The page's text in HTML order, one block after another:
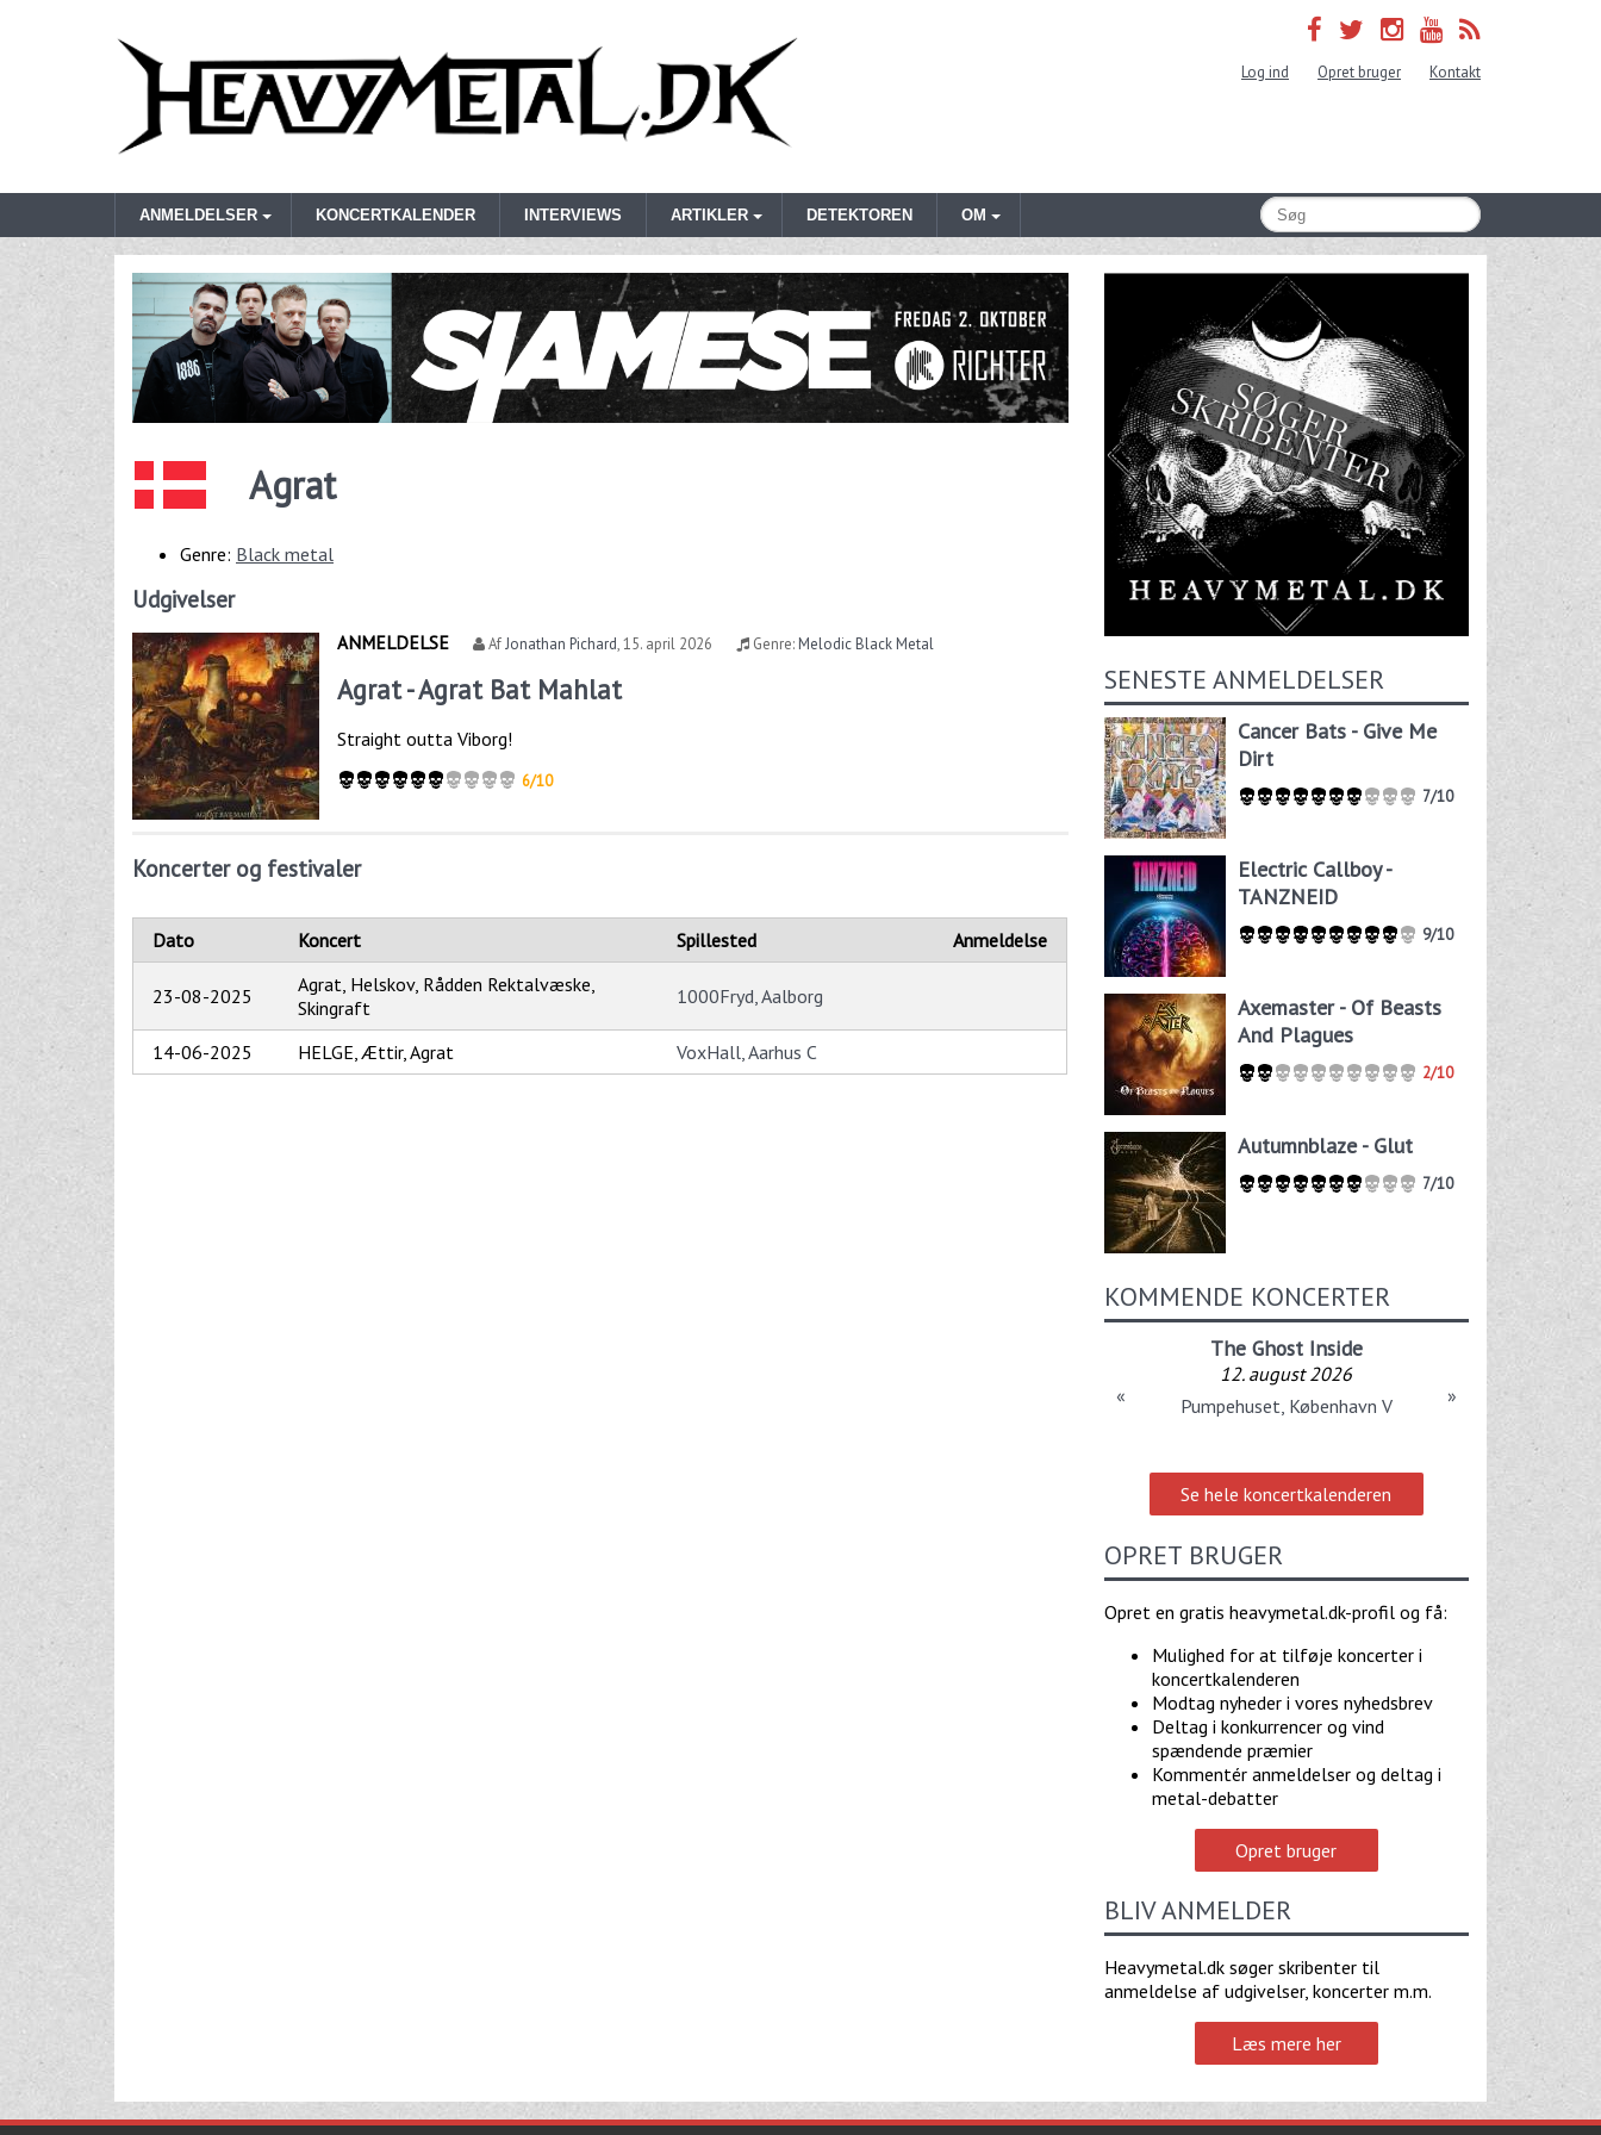
Log ind Opret bruger Kontakt
ANMELDELSER KONCERTKALENDER INTERVIEWS ARTIKLER DETEKTOREN OM
Agrat
Genre: Black metal
Udgivelser
ANMELDELSE AfJonathan Pichard,15. april 2026 Genre:Melodic Black Metal
Agrat - Agrat Bat Mahlat
Straight outta Viborg!
6/10
Koncerter og festivaler
Dato Koncert Spillested Anmeldelse
23-08-2025
Agrat, Helskov, Rådden Rektalvæske,
Skingraft
1000Fryd, Aalborg
14-06-2025 HELGE, Ættir, Agrat VoxHall, Aarhus C
SENESTE ANMELDELSER
Cancer Bats - Give Me
Dirt
7/10
Electric Callboy -
TANZNEID
9/10
Axemaster - Of Beasts
And Plagues
2/10
Autumnblaze - Glut
7/10
KOMMENDE KONCERTER
The Ghost Inside
12. august 2026
Pumpehuset, København V
« »
Se hele koncertkalenderen
OPRET BRUGER
Opret en gratis heavymetal.dk-profil og få:
Mulighed for at tilføje koncerter i
koncertkalenderen
Modtag nyheder i vores nyhedsbrev
Deltag i konkurrencer og vind
spændende præmier
Kommentér anmeldelser og deltag i
metal-debatter
Opret bruger
BLIV ANMELDER
Heavymetal.dk søger skribenter til
anmeldelse af udgivelser, koncerter m.m.
Læs mere her